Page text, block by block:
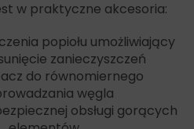
w praktyczne akcesoria:
popiołu umożliwiający
zanieczyszczeń
do równomiernego
węgla
obsługi gorących